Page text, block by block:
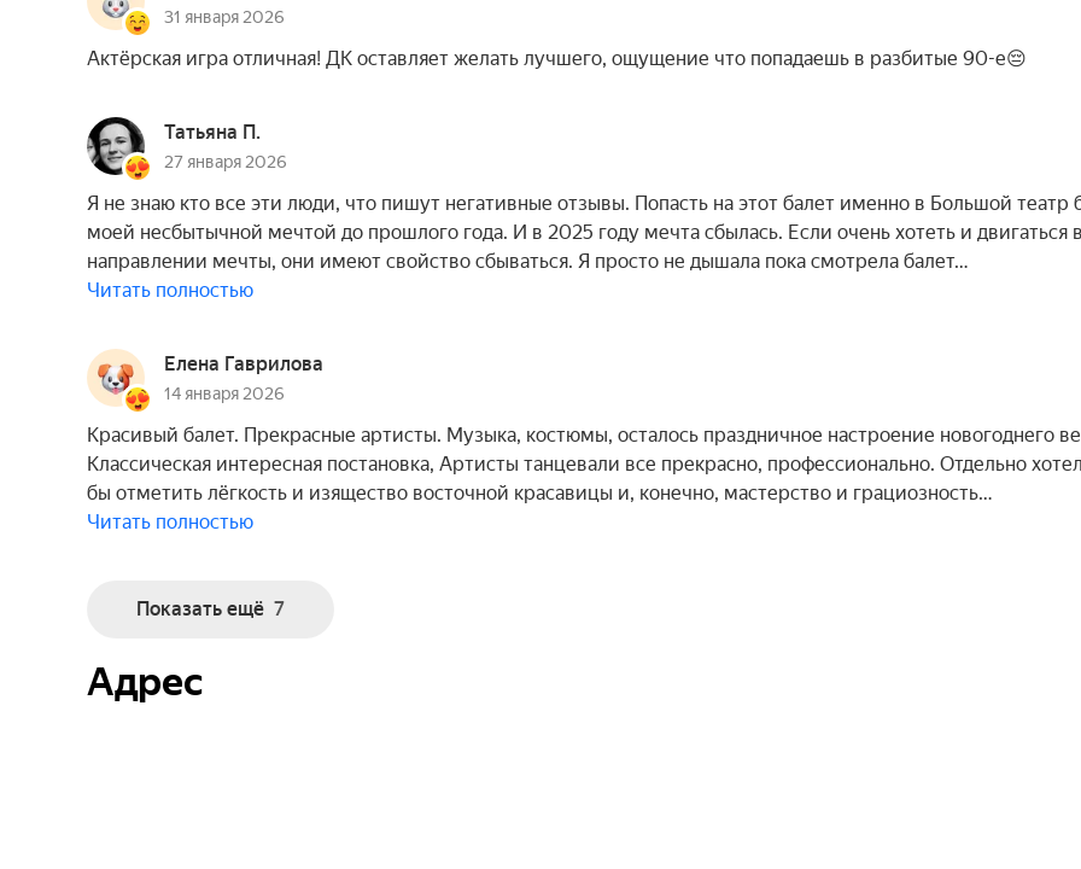
31 января 2026
Актёрская игра отличная! ДК оставляет желать лучшего, ощущение что попадаешь в разбитые 90-е😔
Татьяна П.
27 января 2026
Я не знаю кто все эти люди, что пишут негативные отзывы. Попасть на этот балет именно в Большой театр
моей несбытычной мечтой до прошлого года. И в 2025 году мечта сбылась. Если очень хотеть и двигаться в
направлении мечты, они имеют свойство сбываться. Я просто не дышала пока смотрела балет…
Читать полностью
Елена Гаврилова
14 января 2026
Красивый балет. Прекрасные артисты. Музыка, костюмы, осталось праздничное настроение новогоднего
Классическая интересная постановка, Артисты танцевали все прекрасно, профессионально. Отдельно
бы отметить лёгкость и изящество восточной красавицы и, конечно, мастерство и грациозность…
Читать полностью
Показать ещё 7
Адрес